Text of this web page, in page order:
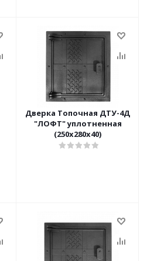
Дверка Топочная ДТУ-4Д
"ЛОФТ" уплотненная
(250х280х40)